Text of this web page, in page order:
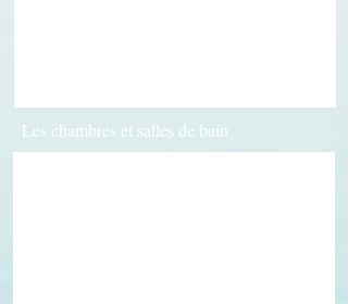
Les chambres et salles de bain